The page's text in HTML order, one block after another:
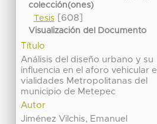
colección(ones)
Tesis[608]
Visualización del Documento
Título
Análisis del diseño urbano y su
influencia en el aforo vehicular
vialidades Metropolitanas del
municipio de Metepec
Autor
Jiménez Vilchis, Emanuel